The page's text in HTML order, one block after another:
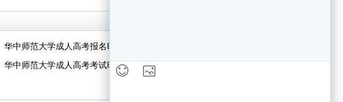
华中师范大学成人高考报名时间
华中师范大学成人高考考试时间